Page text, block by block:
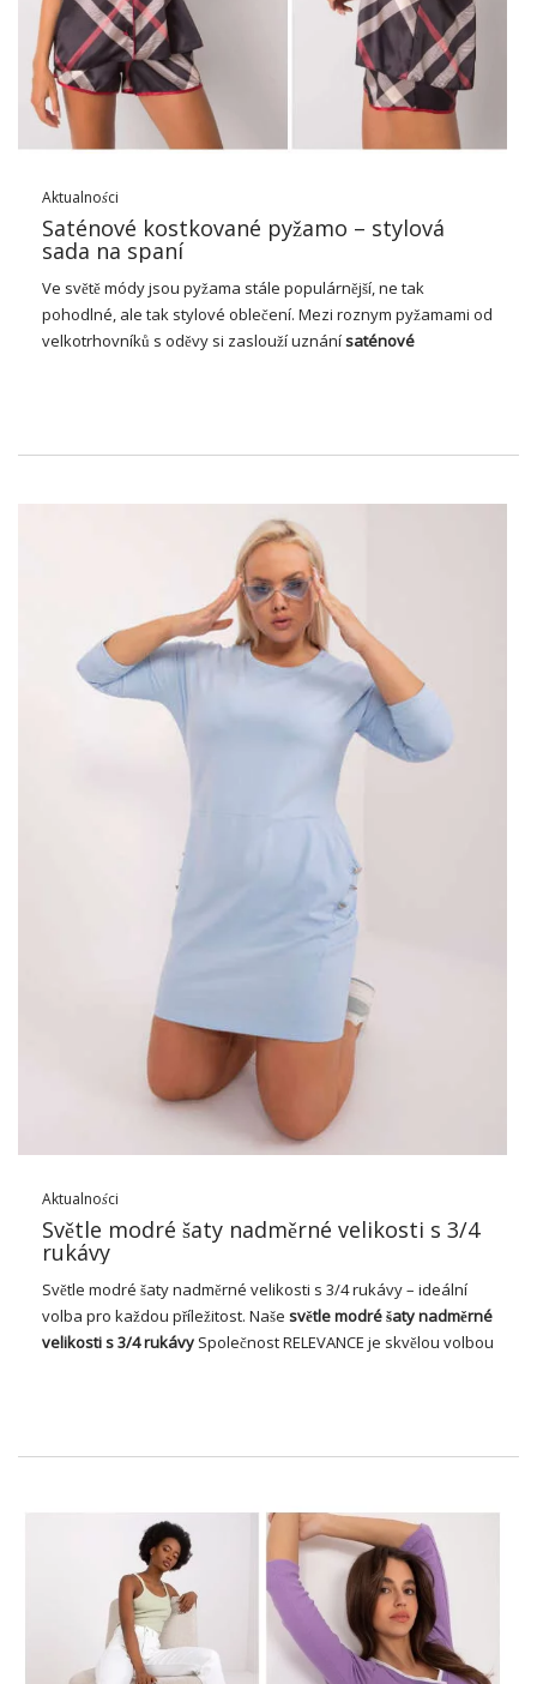
najdeme široký výběr šatů, halenek, sukní a kalhot v různých
stylech a provedeních, které zdůrazňují silné stránky postavy
a maskují možné nedokonalosti. Klíčem jsou střihy, …
Aktualności
Saténové kostkované pyžamo – stylová
sada na spaní
Ve světě módy jsou pyžama stále populárnější, ne tak
pohodlné, ale tak stylové oblečení. Mezi roznym pyžamami od
velkotrhovníků s oděvy si zaslouží uznánísaténové
Saténové dámské kostkované
pyžamo – už dlouho jsem vysoká!
Dámské kostkované pyžamozískal popularitu v módě od 50.
let XX století, kdy se stal ikonickým prvkem šatníku elegantních
a stylových žen. V následujících desetiletích vystupoval v 90.
letech a začátkem 21. století, ale jeho popularita začala růst,
kde móda začala kombinovat prvky elegance s pohodlím.
saténové kostkované pyžamo
Je velmi populární u
Za prvé, satén je materiál, kterýdává pyžamu elegantní a
luxusní vzhled. Saténová tkanina má jemnou texturu a lesklý
povrch, který dává outfitu zvláštní nádech a činí z něj ideální
volbu pro noční prádlo. Za druhé, kostkované pyžamo v
Aktualności
Světle modré šaty nadměrné velikosti s 3/4
rukávy
Světle modré šatynadměrné velikosti s 3/4 rukávy – ideální
volba pro každou příležitost. Naše světle modréšaty nadměrné
velikostis 3/4 rukávy Společnost RELEVANCE je skvělou volbou
Šaty se vyznačují hladkým, dominantním vzorem, který z nich
dělá vynikající volbu pro každodenní i elegantnější příležitosti.
Praktické kapsy dodávají funkčnost a knoflíky poskytují
jemný, ženský nádech. Kulatý výstřih a 3/4 rukáv dodávají
šatům lehkost a svobodu, takže jsou ideální pro teplé dny.